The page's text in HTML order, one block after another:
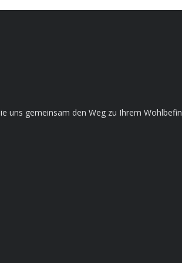
uns gemeinsam den Weg zu Ihrem